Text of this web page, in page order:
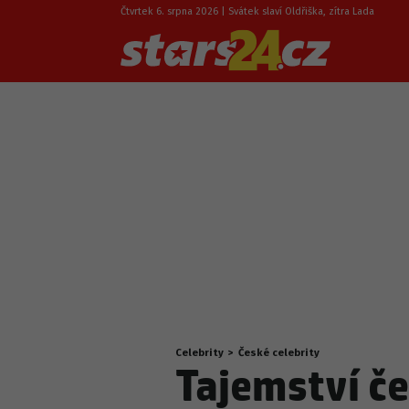
Čtvrtek 6. srpna 2026 | Svátek slaví Oldřiška, zítra Lada
Nacházíte
se
Celebrity > České celebrity
Tajemství